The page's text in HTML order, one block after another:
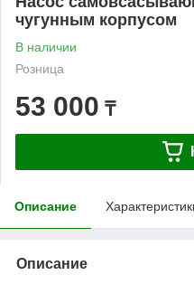
чугунным корпусом
В наличии
Розница
53 000 ₸
Описание
Описание